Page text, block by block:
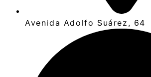
Avenida Adolfo Suárez, 64